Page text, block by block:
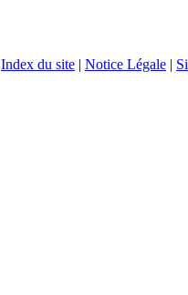
Index du site | Notice Légale |